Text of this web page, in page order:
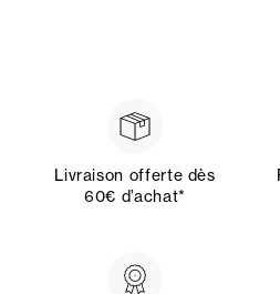
Livraison offerte dès
60€ d’achat*